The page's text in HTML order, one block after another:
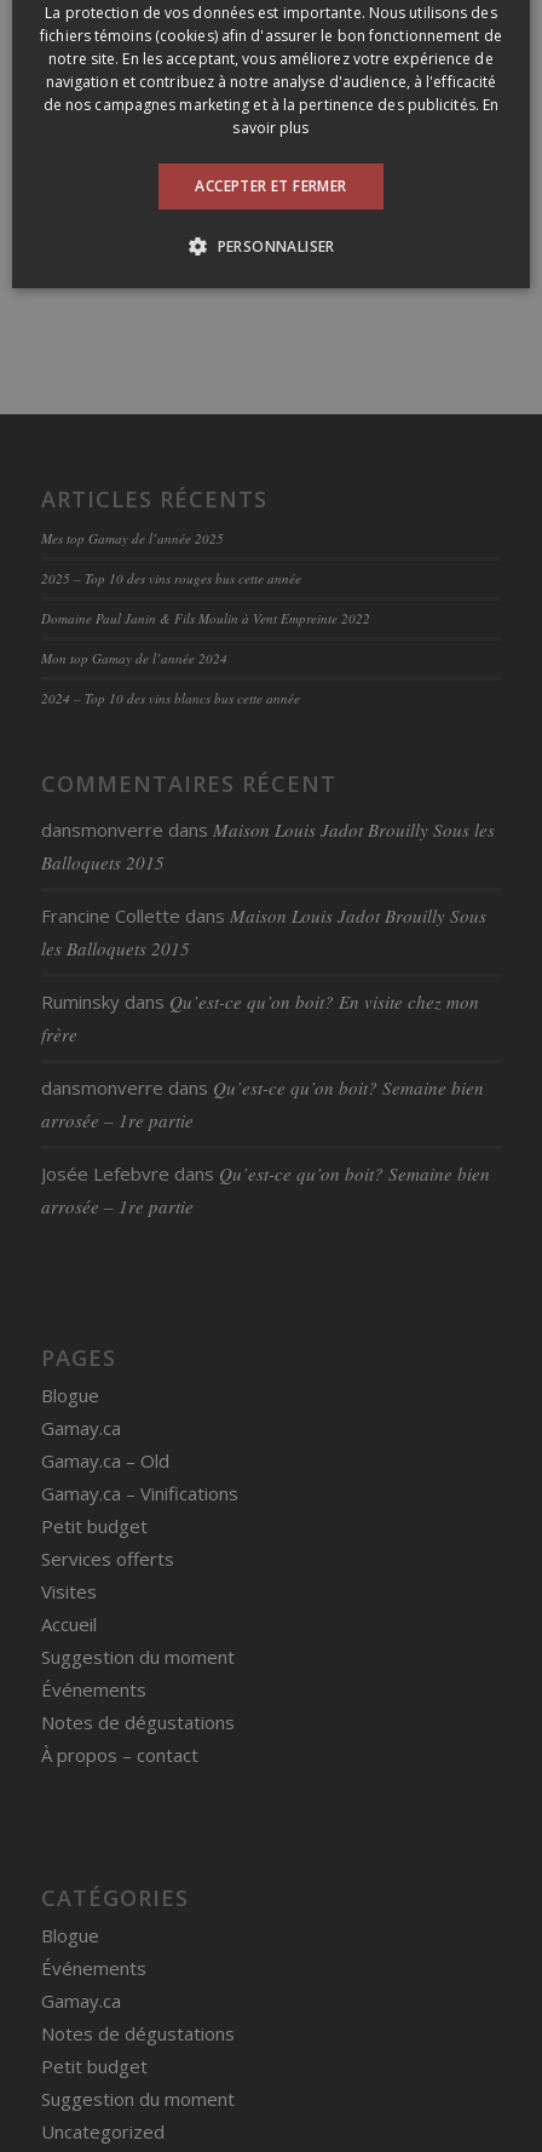
ARTICLES RÉCENTS
Mes top Gamay de l’année 2025
2025 – Top 10 des vins rouges bus cette année
Domaine Paul Janin & Fils Moulin à Vent Empreinte 2022
Mon top Gamay de l’année 2024
2024 – Top 10 des vins blancs bus cette année
COMMENTAIRES RÉCENT
dansmonverre dans Maison Louis Jadot Brouilly Sous les
Balloquets 2015
Francine Collette dans Maison Louis Jadot Brouilly Sous
les Balloquets 2015
Ruminskydans Qu’est-ce qu’on boit? En visite chez mon
frère
dansmonverre dans Qu’est-ce qu’on boit? Semaine bien
arrosée – 1re partie
Josée Lefebvre dans Qu’est-ce qu’on boit? Semaine bien
arrosée – 1re partie
PAGES
Blogue
Gamay.ca
Gamay.ca – Old
Gamay.ca – Vinifications
Petit budget
Services offerts
Visites
Accueil
Suggestion du moment
Événements
Notes de dégustations
À propos – contact
CATÉGORIES
Blogue
Événements
Gamay.ca
Notes de dégustations
Petit budget
Suggestion du moment
Uncategorized
La protection de vos données est importante. Nous utilisons des
fichiers témoins (cookies) afin d'assurer le bon fonctionnement de
notre site. En les acceptant, vous améliorez votre expérience de
navigation et contribuez à notre analyse d'audience, à l'efficacité
de nos campagnes marketing et à la pertinence des publicités. En
savoir plus
ACCEPTER ET FERMER
PERSONNALISER